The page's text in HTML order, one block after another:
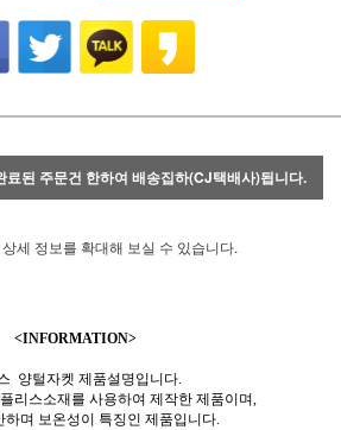
료된 주문건 한하여 배송집하(CJ택배사)됩니다.
상세 정보를 확대해 보실 수 있습니다.
<INFORMATION>
양털자켓 제품설명입니다.
리스소재를 사용하여 제작한 제품이며,
하며 보온성이 특징인 제품입니다.